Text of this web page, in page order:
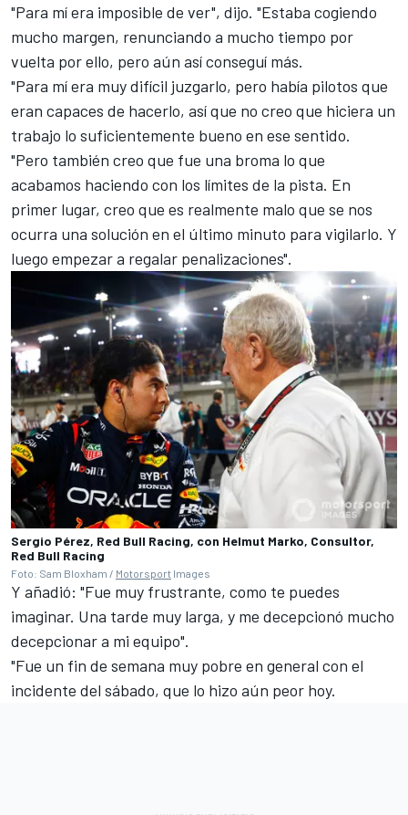
"Para mí era imposible de ver", dijo. "Estaba cogiendo
mucho margen, renunciando a mucho tiempo por
vuelta por ello, pero aún así conseguí más.
"Para mí era muy difícil juzgarlo, pero había pilotos que
eran capaces de hacerlo, así que no creo que hiciera un
trabajo lo suficientemente bueno en ese sentido.
"Pero también creo que fue una broma lo que
acabamos haciendo con los límites de la pista. En
primer lugar, creo que es realmente malo que se nos
ocurra una solución en el último minuto para vigilarlo. Y
luego empezar a regalar penalizaciones".
Sergio Pérez, Red Bull Racing, con Helmut Marko, Consultor,
Red Bull Racing
Foto: Sam Bloxham / Motorsport Images
Y añadió: "Fue muy frustrante, como te puedes
imaginar. Una tarde muy larga, y me decepcionó mucho
decepcionar a mi equipo".
"Fue un fin de semana muy pobre en general con el
incidente del sábado, que lo hizo aún peor hoy.